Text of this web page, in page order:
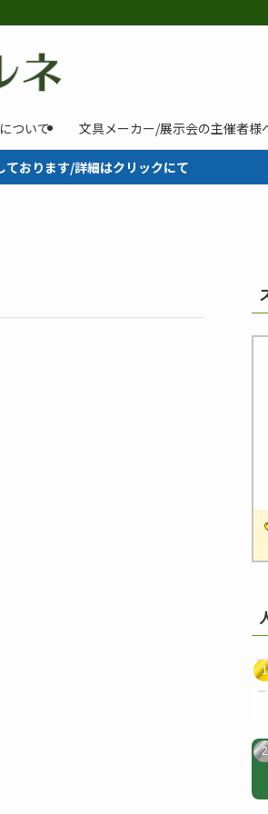
ついて 文具メーカー/展示会の主催者様
おります/詳細はクリックにて